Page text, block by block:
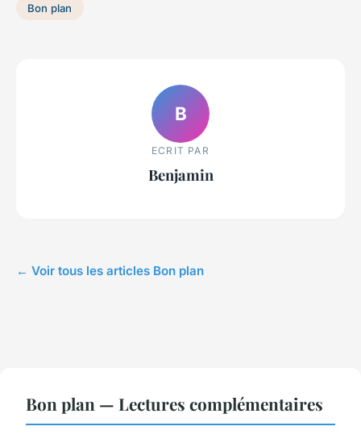
Bon plan
B
ECRIT PAR
Benjamin
← Voir tous les articles Bon plan
Bon plan — Lectures complémentaires